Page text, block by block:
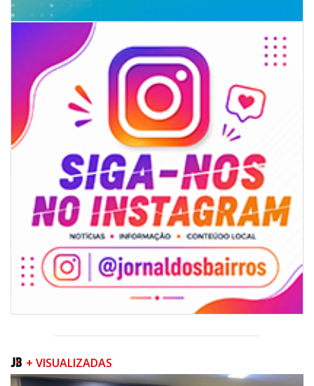
09/08/2026 | 07:00
4º Festival Náutico de Navegantes reúne esporte, tradição e regatas
BALNEÁRIO PIÇARRAS
+ VISUALIZADAS